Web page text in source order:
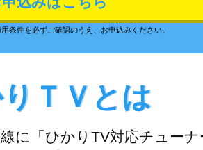
条件を必ずご確認のうえ、お申込みください。
ＴＶとは
に「ひかりTV対応チューナ